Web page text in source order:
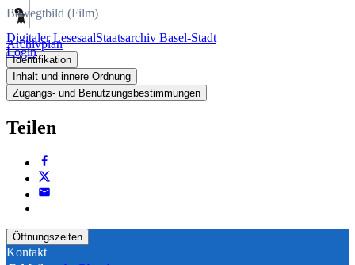
Digitaler LesesaalStaatsarchiv Basel-Stadt
Login
Bewegtbild (Film)
Archivplan
Identifikation
Inhalt und innere Ordnung
Zugangs- und Benutzungsbestimmungen
Teilen
Öffnungszeiten
Kontakt